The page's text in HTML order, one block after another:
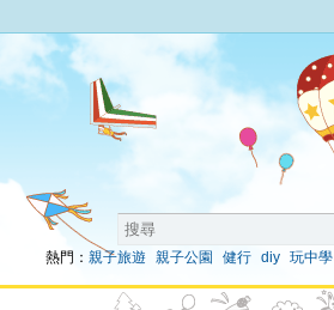
熱門： 親子旅遊 親子公園 健行 diy 玩中學